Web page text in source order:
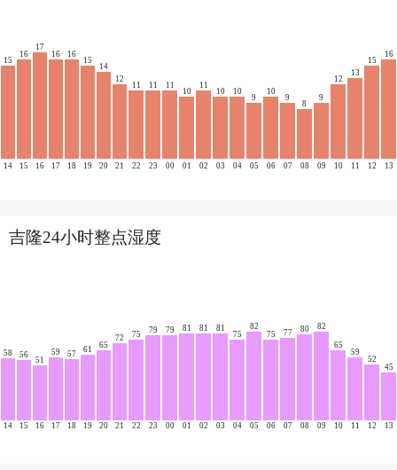
15
14
16
15
17
16
16
17
16
18
15
19
14
20
12
21
11
22
11
23
11
00
10
01
11
02
10
03
10
04
9
05
10
06
9
07
8
08
9
09
12
10
13
11
15
12
16
13
吉隆24小时整点湿度
58
14
56
15
51
16
59
17
57
18
61
19
65
20
72
21
75
22
79
23
79
00
81
01
81
02
81
03
75
04
82
05
75
06
77
07
80
08
82
09
65
10
59
11
52
12
45
13